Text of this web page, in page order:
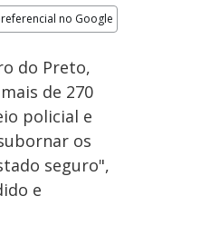
no Google
do Preto,
de 270
policial e
os
seguro",
e